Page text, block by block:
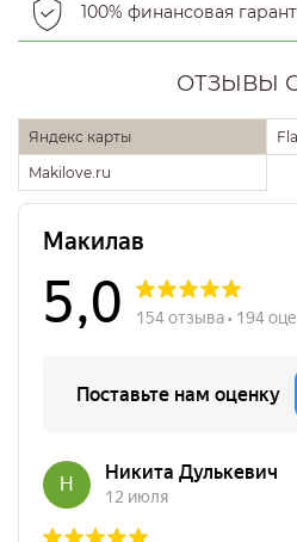
100% финансовая
ОТЗЫВЫ
Яндекс карты
Makilove.ru